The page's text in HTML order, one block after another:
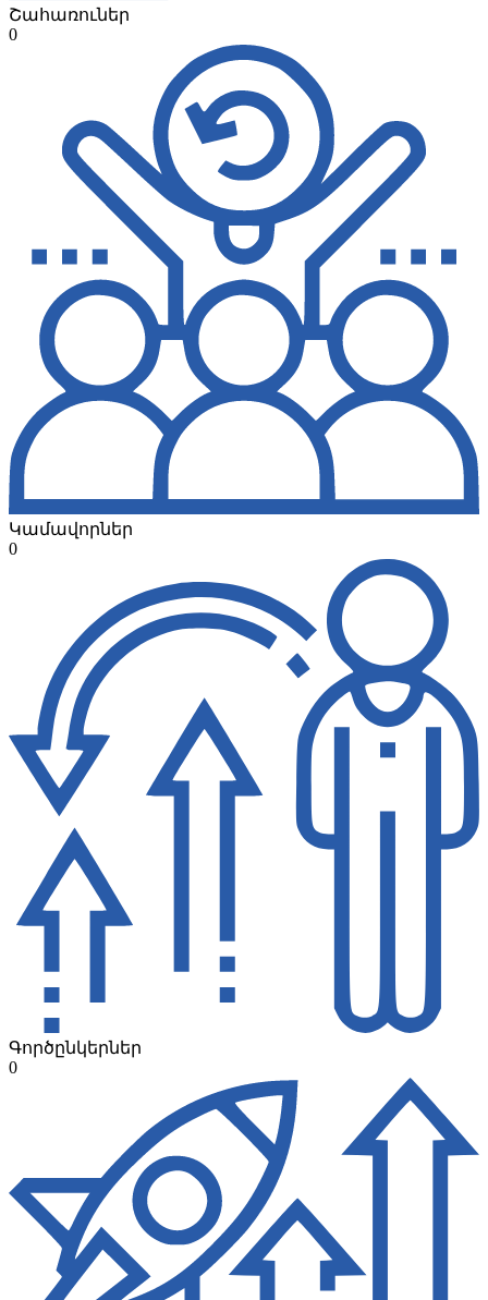
Շահառուներ
0
Կամավորներ
0
Գործընկերներ
0